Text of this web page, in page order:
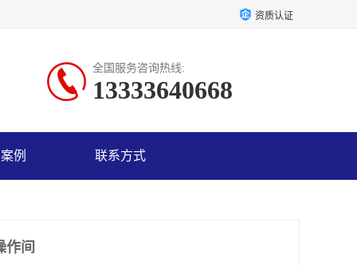
资质认证
全国服务咨询热线:
13333640668
例 联系方式
作间